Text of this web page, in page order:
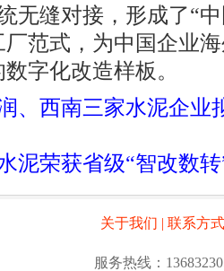
无缝对接，形成了“
范式，为中国企业
字化改造样板。
、西南三家水泥企业
泥荣获省级“智改数
关于我们 | 联系方式
服务热线：